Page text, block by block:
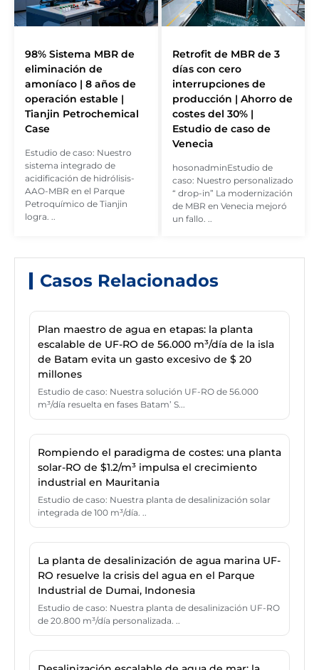
98% Sistema MBR de
eliminación de
amoníaco | 8 años de
operación estable |
Tianjin Petrochemical
Case
Estudio de caso: Nuestro
sistema integrado de
acidificación de hidrólisis-
AAO-MBR en el Parque
Petroquímico de Tianjin
logra. ..
Retrofit de MBR de 3
días con cero
interrupciones de
producción | Ahorro de
costes del 30% |
Estudio de caso de
Venecia
hosonadminEstudio de
caso: Nuestro personalizado
“ drop-in” La modernización
de MBR en Venecia mejoró
un fallo. ..
Casos Relacionados
Plan maestro de agua en etapas: la planta
escalable de UF-RO de 56.000 m³/día de la isla
de Batam evita un gasto excesivo de $ 20
millones
Estudio de caso: Nuestra solución UF-RO de 56.000
m³/día resuelta en fases Batam’ S...
Rompiendo el paradigma de costes: una planta
solar-RO de $1.2/m³ impulsa el crecimiento
industrial en Mauritania
Estudio de caso: Nuestra planta de desalinización solar
integrada de 100 m³/día. ..
La planta de desalinización de agua marina UF-
RO resuelve la crisis del agua en el Parque
Industrial de Dumai, Indonesia
Estudio de caso: Nuestra planta de desalinización UF-RO
de 20.800 m³/día personalizada. ..